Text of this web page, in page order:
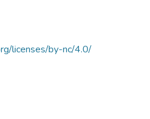
licenses/by-nc/4.0/